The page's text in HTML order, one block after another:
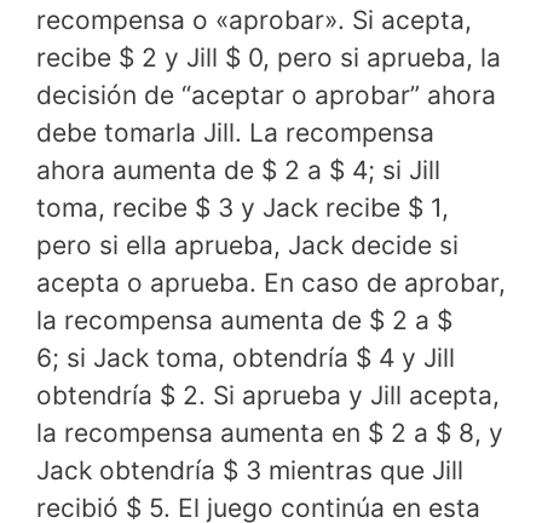
recompensa o «aprobar». Si acepta,
recibe $ 2 y Jill $ 0, pero si aprueba, la
decisión de “aceptar o aprobar” ahora
debe tomarla Jill. La recompensa
ahora aumenta de $ 2 a $ 4; si Jill
toma, recibe $ 3 y Jack recibe $ 1,
pero si ella aprueba, Jack decide si
acepta o aprueba. En caso de aprobar,
la recompensa aumenta de $ 2 a $
6; si Jack toma, obtendría $ 4 y Jill
obtendría $ 2. Si aprueba y Jill acepta,
la recompensa aumenta en $ 2 a $ 8, y
Jack obtendría $ 3 mientras que Jill
recibió $ 5. El juego continúa en esta